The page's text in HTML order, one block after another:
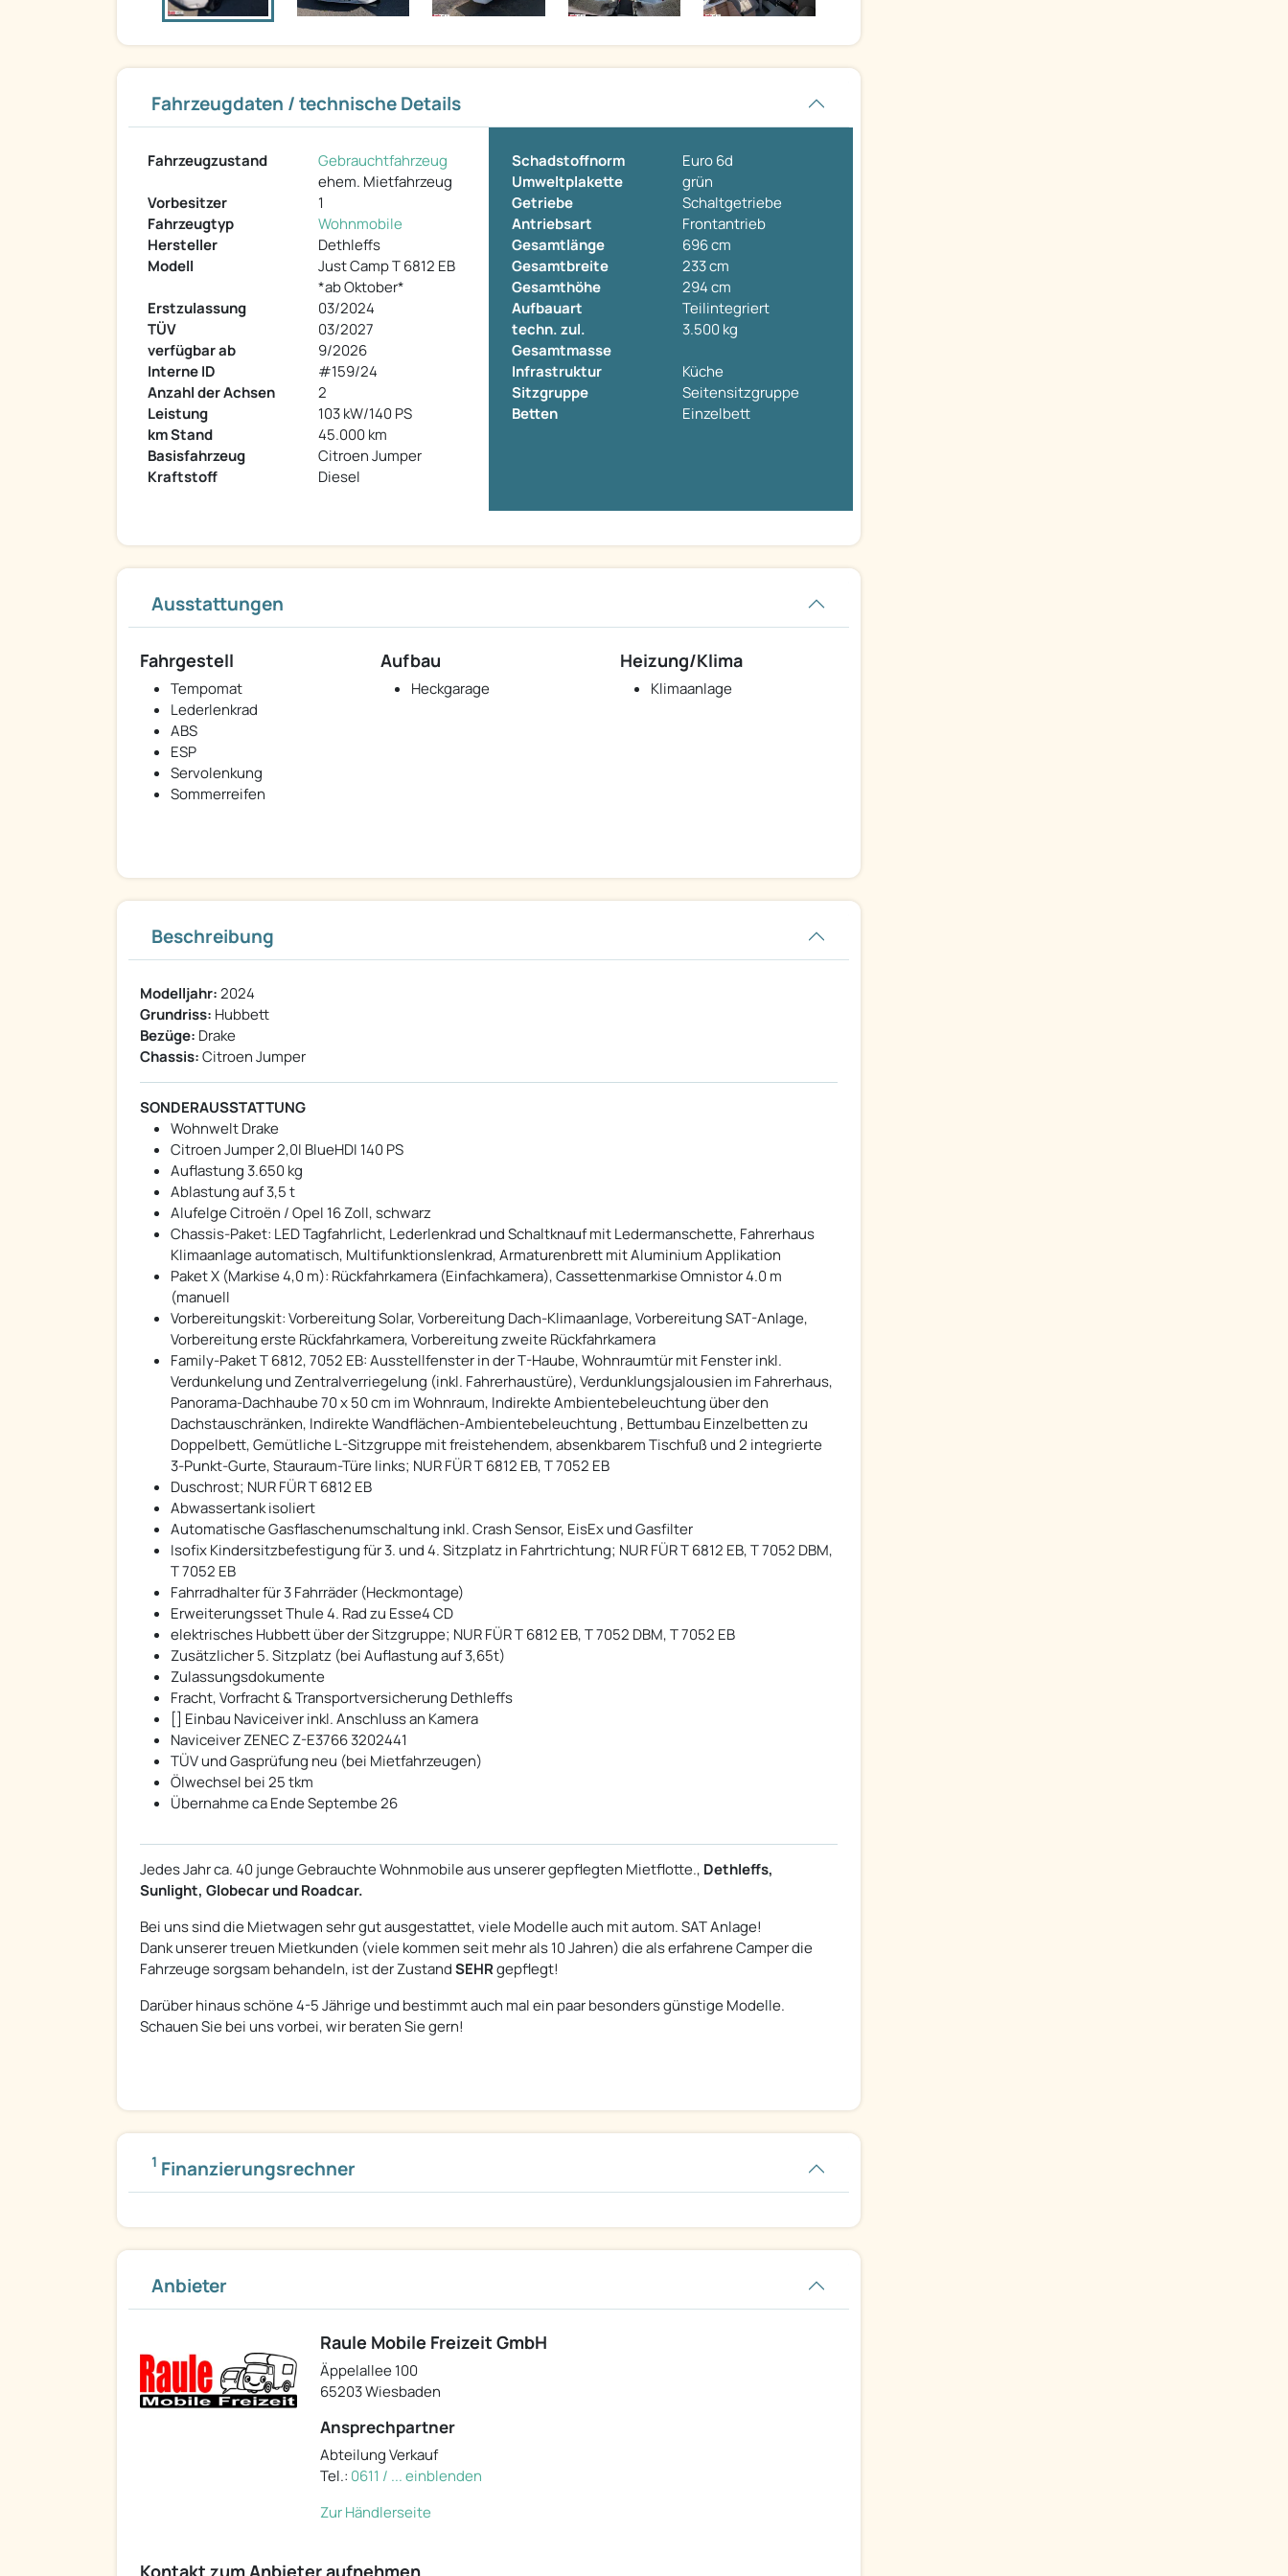
Fahrzeugdaten / technische Details
Fahrzeugzustand
Gebrauchtfahrzeug
ehem. Mietfahrzeug
Vorbesitzer
1
Fahrzeugtyp
Wohnmobile
Hersteller
Dethleffs
Modell
Just Camp T 6812 EB
*ab Oktober*
Erstzulassung
03/2024
TÜV
03/2027
verfügbar ab
9/2026
Interne ID
#159/24
Anzahl der Achsen
2
Leistung
103 kW/140 PS
km Stand
45.000 km
Basisfahrzeug
Citroen Jumper
Kraftstoff
Diesel
Schadstoffnorm
Euro 6d
Umweltplakette
grün
Getriebe
Schaltgetriebe
Antriebsart
Frontantrieb
Gesamtlänge
696 cm
Gesamtbreite
233 cm
Gesamthöhe
294 cm
Aufbauart
Teilintegriert
techn. zul.
Gesamtmasse
3.500 kg
Infrastruktur
Küche
Sitzgruppe
Seitensitzgruppe
Betten
Einzelbett
Ausstattungen
Fahrgestell
Tempomat
Lederlenkrad
ABS
ESP
Servolenkung
Sommerreifen
Aufbau
Heckgarage
Heizung/Klima
Klimaanlage
Beschreibung
Modelljahr:2024
Grundriss: Hubbett
Bezüge: Drake
Chassis:Citroen Jumper
SONDERAUSSTATTUNG
Wohnwelt Drake
Citroen Jumper 2,0l BlueHDI 140 PS
Auflastung 3.650 kg
Ablastung auf 3,5 t
Alufelge Citroën / Opel 16 Zoll, schwarz
Chassis-Paket: LED Tagfahrlicht, Lederlenkrad und Schaltknauf mit Ledermanschette, Fahrerhaus
Klimaanlage automatisch, Multifunktionslenkrad, Armaturenbrett mit Aluminium Applikation
Paket X (Markise 4,0 m): Rückfahrkamera (Einfachkamera), Cassettenmarkise Omnistor 4.0 m
(manuell
Vorbereitungskit: Vorbereitung Solar, Vorbereitung Dach-Klimaanlage, Vorbereitung SAT-Anlage,
Vorbereitung erste Rückfahrkamera, Vorbereitung zweite Rückfahrkamera
Family-Paket T 6812, 7052 EB: Ausstellfenster in der T-Haube, Wohnraumtür mit Fenster inkl.
Verdunkelung und Zentralverriegelung (inkl. Fahrerhaustüre), Verdunklungsjalousien im Fahrerhaus,
Panorama-Dachhaube 70 x 50 cm im Wohnraum, Indirekte Ambientebeleuchtung über den
Dachstauschränken, Indirekte Wandflächen-Ambientebeleuchtung , Bettumbau Einzelbetten zu
Doppelbett, Gemütliche L-Sitzgruppe mit freistehendem, absenkbarem Tischfuß und 2 integrierte
3-Punkt-Gurte, Stauraum-Türe links; NUR FÜR T 6812 EB, T 7052 EB
Duschrost; NUR FÜR T 6812 EB
Abwassertank isoliert
Automatische Gasflaschenumschaltung inkl. Crash Sensor, EisEx und Gasfilter
Isofix Kindersitzbefestigung für 3. und 4. Sitzplatz in Fahrtrichtung; NUR FÜR T 6812 EB, T 7052 DBM,
T 7052 EB
Fahrradhalter für 3 Fahrräder (Heckmontage)
Erweiterungsset Thule 4. Rad zu Esse4 CD
elektrisches Hubbett über der Sitzgruppe; NUR FÜR T 6812 EB, T 7052 DBM, T 7052 EB
Zusätzlicher 5. Sitzplatz (bei Auflastung auf 3,65t)
Zulassungsdokumente
Fracht, Vorfracht & Transportversicherung Dethleffs
[] Einbau Naviceiver inkl. Anschluss an Kamera
Naviceiver ZENEC Z-E3766 3202441
TÜV und Gasprüfung neu (bei Mietfahrzeugen)
Ölwechsel bei 25 tkm
Übernahme ca Ende Septembe 26
Jedes Jahr ca. 40 junge Gebrauchte Wohnmobile aus unserer gepflegten Mietflotte., Dethleffs,
Sunlight, Globecar und Roadcar.
Bei uns sind die Mietwagen sehr gut ausgestattet, viele Modelle auch mit autom. SAT Anlage!
Dank unserer treuen Mietkunden (viele kommen seit mehr als 10 Jahren) die als erfahrene Camper die
Fahrzeuge sorgsam behandeln, ist der ZustandSEHRgepflegt!
Darüber hinaus schöne 4-5 Jährige und bestimmt auch mal ein paar besonders günstige Modelle.
Schauen Sie bei uns vorbei, wir beraten Sie gern!
1 Finanzierungsrechner
Anbieter
Raule Mobile Freizeit GmbH
Äppelallee 100
65203 Wiesbaden
Ansprechpartner
Abteilung Verkauf
Tel.: 0611 / ... einblenden
Zur Händlerseite
Kontakt zum Anbieter aufnehmen